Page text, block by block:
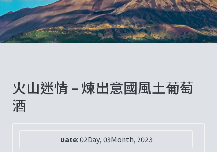
火山迷情 – 煉出意國風土葡萄
酒
Date:02Day, 03Month, 2023